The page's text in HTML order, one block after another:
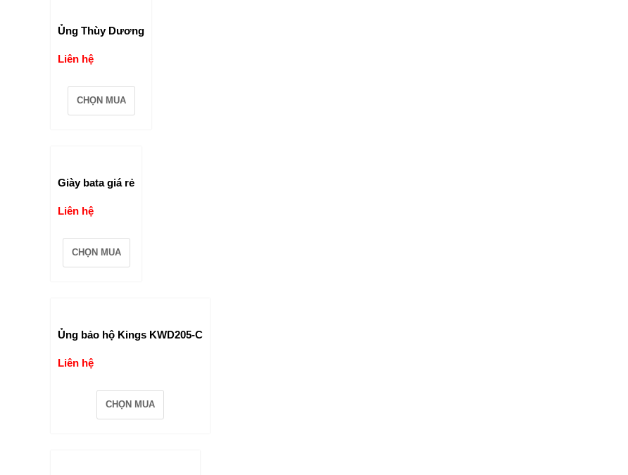
Ủng Thùy Dương
Liên hệ
CHỌN MUA
Giày bata giá rẻ
Liên hệ
CHỌN MUA
Ủng bảo hộ Kings KWD205-C
Liên hệ
CHỌN MUA